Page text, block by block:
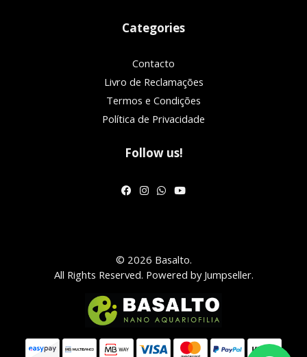
Categories
Contacto
Livro de Reclamações
Termos e Condições
Política de Privacidade
Follow us!
© 2026 Basalto.
All Rights Reserved. Powered by Jumpseller.